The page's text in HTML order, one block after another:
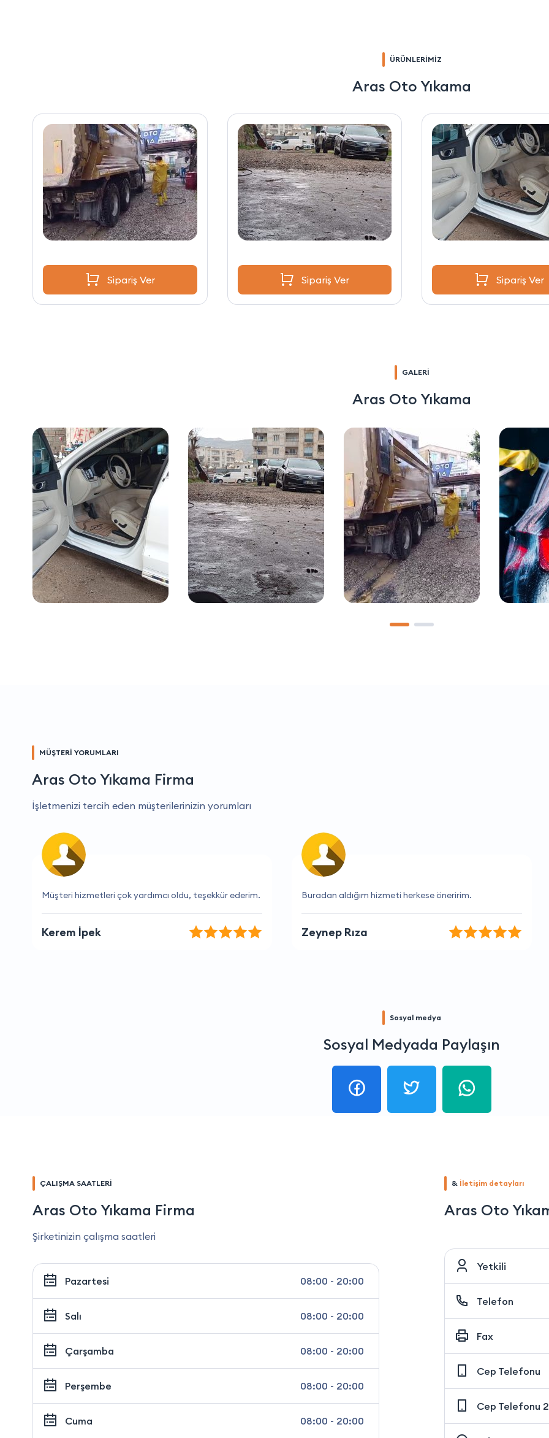
ÜRÜNLERİMİZ
Aras Oto Yıkama
Sipariş Ver Sipariş Ver Sipariş Ver
GALERİ
Aras Oto Yıkama
MÜŞTERİ YORUMLARI
Aras Oto Yıkama Firma
İşletmenizi tercih eden müşterilerinizin yorumları
Buradan aldığım hizmeti herkese öneririm.
Zeynep Rıza
Çok memnun kaldım, tekrar tercih edeceğim.
Tolga Demir
Sosyal medya
Sosyal Medyada Paylaşın
ÇALIŞMA SAATLERİ
Aras Oto Yıkama Firma
Şirketinizin çalışma saatleri
Pazartesi 08:00 - 20:00
Salı 08:00 - 20:00
Çarşamba 08:00 - 20:00
Perşembe 08:00 - 20:00
Cuma 08:00 - 20:00
& İletişim detayları
Aras Oto
Yetkili
Telefon
Fax
Cep Telefonu
Cep Telefonu 2